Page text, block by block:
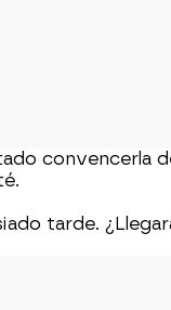
convencerla
tarde.